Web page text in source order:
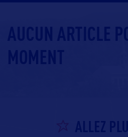
AUCUN ARTICLE
ALLEZ